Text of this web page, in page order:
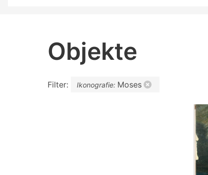
Objekte
Filter: Ikonografie: Moses